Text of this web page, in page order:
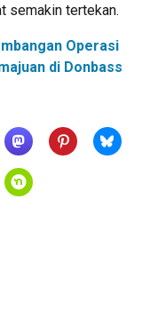
semakin tertekan.
Operasi
di Donbass